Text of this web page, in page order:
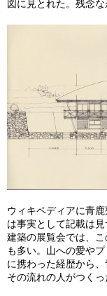
図に見とれた。残念
ウィキペディアに青
は事実として記載は
建築の展覧会では、
も多い。山への愛や
に携わった経歴から
その流れの人がつくっ